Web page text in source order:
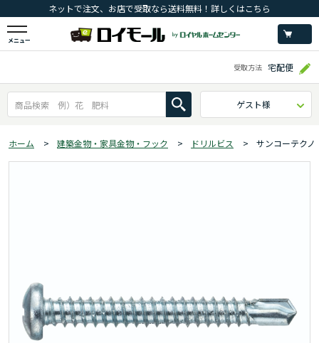
ネットで注文、お店で受取なら送料無料！詳しくはこちら
メニュー
受取方法 宅配便
ゲスト様
ホーム > 建築金物・家具金物・フック > ドリルビス > サンコーテク